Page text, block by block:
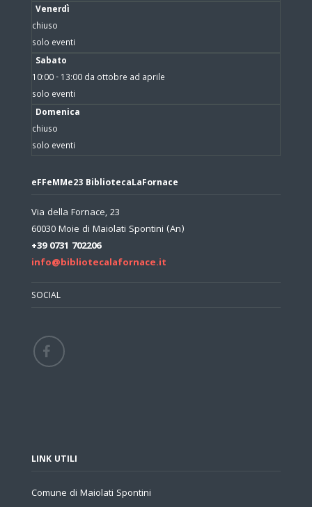
Venerdì
chiuso
solo eventi
Sabato
10:00 - 13:00 da ottobre ad aprile
solo eventi
Domenica
chiuso
solo eventi
eFFeMMe23 BibliotecaLaFornace
Via della Fornace, 23
60030 Moie di Maiolati Spontini (An)
+39 0731 702206
info@bibliotecalafornace.it
SOCIAL
LINK UTILI
Comune di Maiolati Spontini